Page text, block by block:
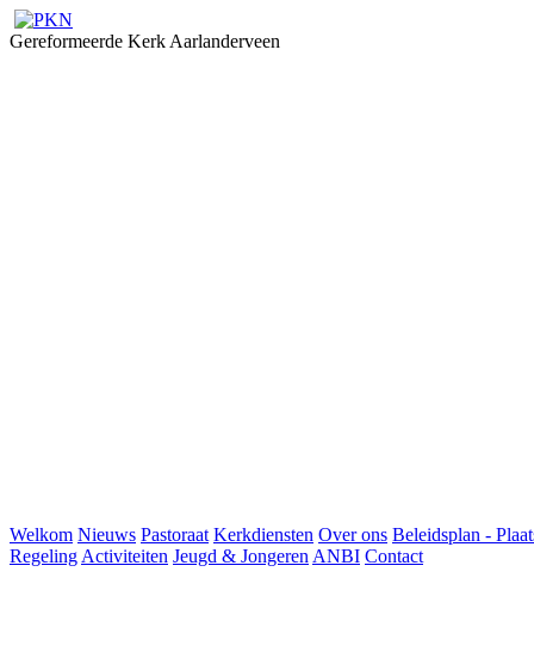
Gereformeerde Kerk Aarlanderveen
Welkom Nieuws Pastoraat Kerkdiensten Over ons Beleidsplan -
Regeling Activiteiten Jeugd & Jongeren ANBI Contact